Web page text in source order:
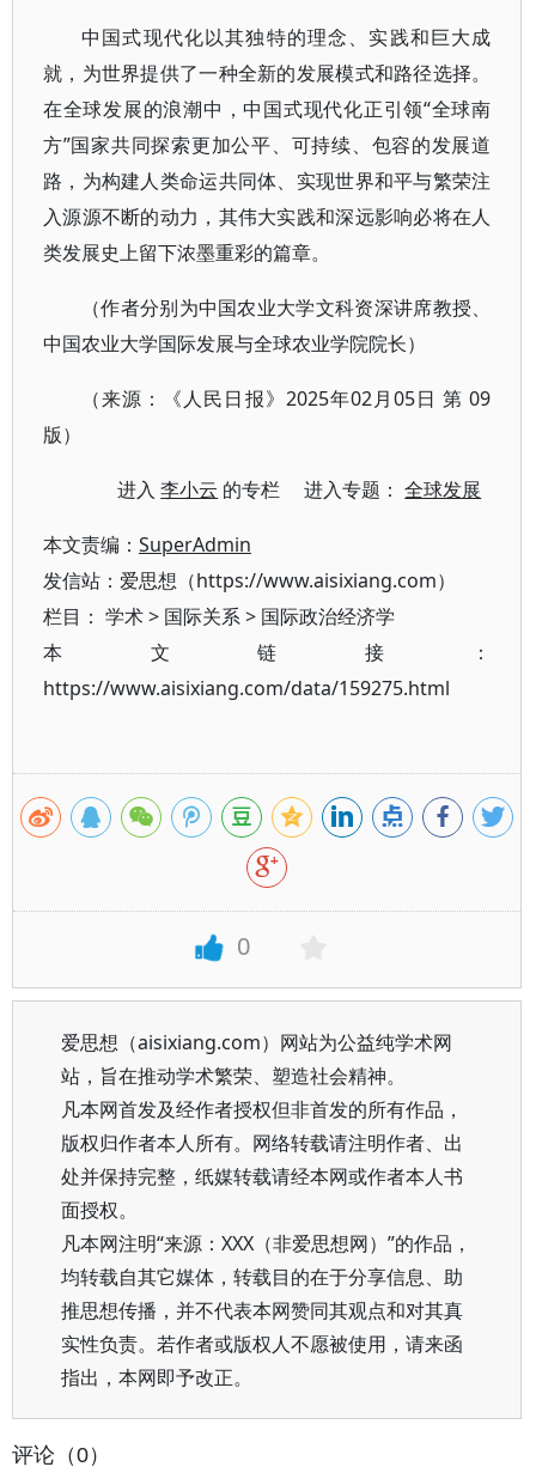
中国式现代化以其独特的理念、实践和巨大成
就，为世界提供了一种全新的发展模式和路径选择。
在全球发展的浪潮中，中国式现代化正引领“全球南
方”国家共同探索更加公平、可持续、包容的发展道
路，为构建人类命运共同体、实现世界和平与繁荣注
入源源不断的动力，其伟大实践和深远影响必将在人
类发展史上留下浓墨重彩的篇章。
（作者分别为中国农业大学文科资深讲席教授、
中国农业大学国际发展与全球农业学院院长）
（来源：《人民日报》2025年02月05日 第 09
版）
进入李小云 的专栏 进入专题：全球发展
本文责编： SuperAdmin
发信站：爱思想（https://www.aisixiang.com）
栏目： 学术> 国际关系> 国际政治经济学
本文链接：
https://www.aisixiang.com/data/159275.html
0
爱思想（aisixiang.com）网站为公益纯学术网
站，旨在推动学术繁荣、塑造社会精神。
凡本网首发及经作者授权但非首发的所有作品，
版权归作者本人所有。网络转载请注明作者、出
处并保持完整，纸媒转载请经本网或作者本人书
面授权。
凡本网注明“来源：XXX（非爱思想网）”的作品，
均转载自其它媒体，转载目的在于分享信息、助
推思想传播，并不代表本网赞同其观点和对其真
实性负责。若作者或版权人不愿被使用，请来函
指出，本网即予改正。
评论（0）